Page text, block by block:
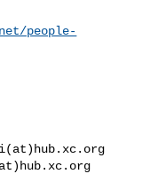
people-